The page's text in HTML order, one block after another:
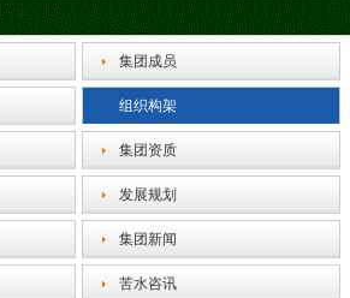
集团成员
组织构架
集团资质
发展规划
集团新闻
苦水咨讯